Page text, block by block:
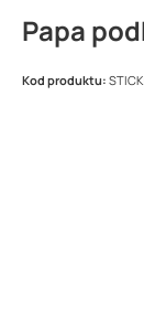
Papa
Kod produktu: